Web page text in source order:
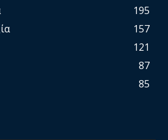
195
157
121
87
85